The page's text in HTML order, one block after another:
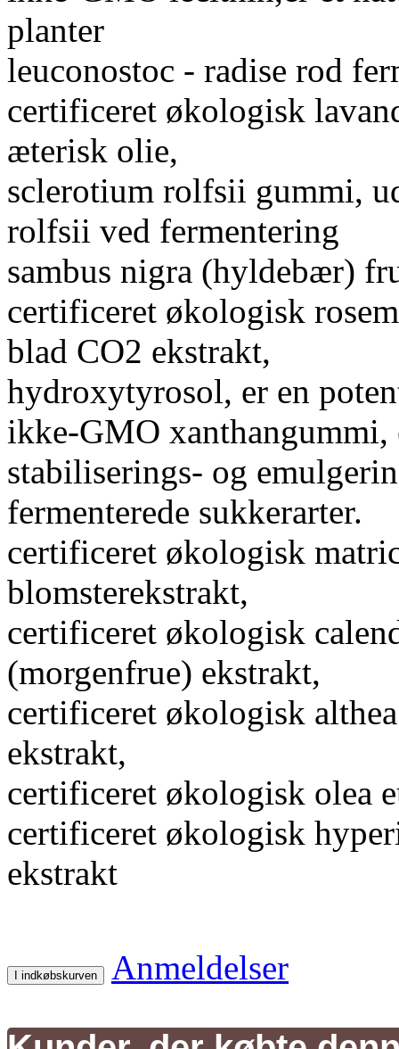
planter
leuconostoc - radise rod
certificeret økologisk
æterisk olie,
sclerotium rolfsii gummi,
rolfsii ved fermentering
sambus nigra (hyldebær)
certificeret økologisk
blad CO2 ekstrakt,
hydroxytyrosol, er en
ikke-GMO
stabiliserings- og
fermenterede sukkerarter.
certificeret økologisk
blomsterekstrakt,
certificeret økologisk
(morgenfrue) ekstrakt,
certificeret økologisk
ekstrakt,
certificeret økologisk olea
certificeret økologisk
ekstrakt
I indkøbskurven Anmeldelser